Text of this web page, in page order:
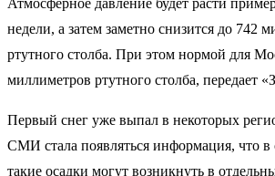
Атмосферное давление будет расти
недели, а затем заметно снизится до 742
ртутного столба. При этом нормой для
миллиметров ртутного столба, передает
Первый снег уже выпал в некоторых
СМИ стала появляться информация, что в
такие осадки могут возникнуть в